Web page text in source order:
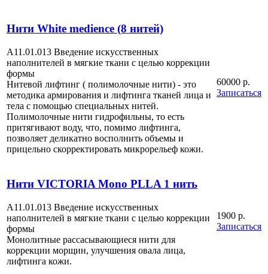
Нити White medience (8 нитей)
A11.01.013 Введение искусственных
наполнителей в мягкие ткани с целью коррекции
формы
Нитевой лифтинг ( полимолочные нити) - это
методика армирования и лифтинга тканей лица и
тела с помощью специальных нитей.
Полимолочные нити гидрофильны, то есть
притягивают воду, что, помимо лифтинга,
позволяет деликатно восполнить объемы и
прицельно скорректировать микрорельеф кожи.
60000 р.
Записаться
Нити VICTORIA Mono PLLA 1 нить
A11.01.013 Введение искусственных
наполнителей в мягкие ткани с целью коррекции
формы
Монолитные рассасывающиеся нити для
коррекции морщин, улучшения овала лица,
лифтинга кожи.
1900 р.
Записаться